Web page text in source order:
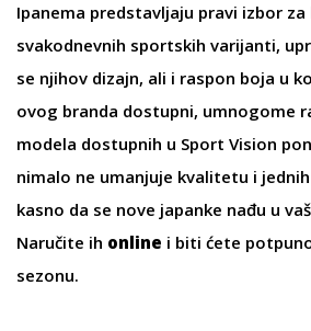
Ipanema predstavljaju pravi izbor
svakodnevnih sportskih varijanti,
se njihov dizajn, ali i raspon boja u
ovog branda dostupni, umnogome
modela dostupnih u Sport Vision
nimalo ne umanjuje kvalitetu i
kasno da se nove japanke nađu u
Naručite ih online i biti ćete
sezonu.